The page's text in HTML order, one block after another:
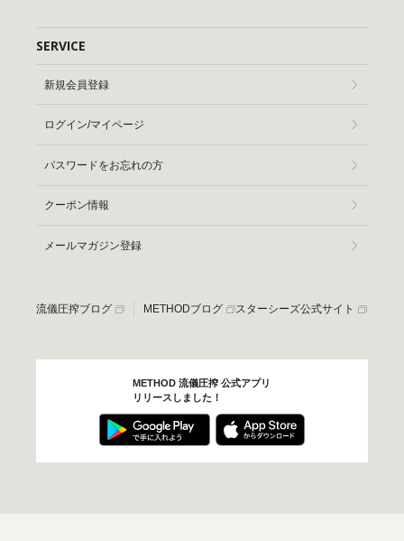
SERVICE
新規会員登録
ログイン/マイページ
パスワードをお忘れの方
クーポン情報
メールマガジン登録
流儀圧搾ブログ METHODブログ スターシーズ公式サイト
METHOD 流儀圧搾 公式アプリ
リリースしました！